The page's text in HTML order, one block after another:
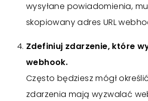
wysyłane powiadomienia,
skopiowany adres URL
Zdefiniuj zdarzenie, które
webhook.
Często będziesz mógł
zdarzenia mają wyzwalać